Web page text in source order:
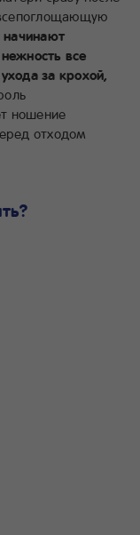
все
за крохой,
ношение
отходом